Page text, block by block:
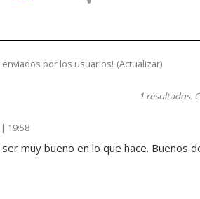
por los usuarios! (Actualizar)
1 resultados.
19:58
muy bueno en lo que hace. Buenos